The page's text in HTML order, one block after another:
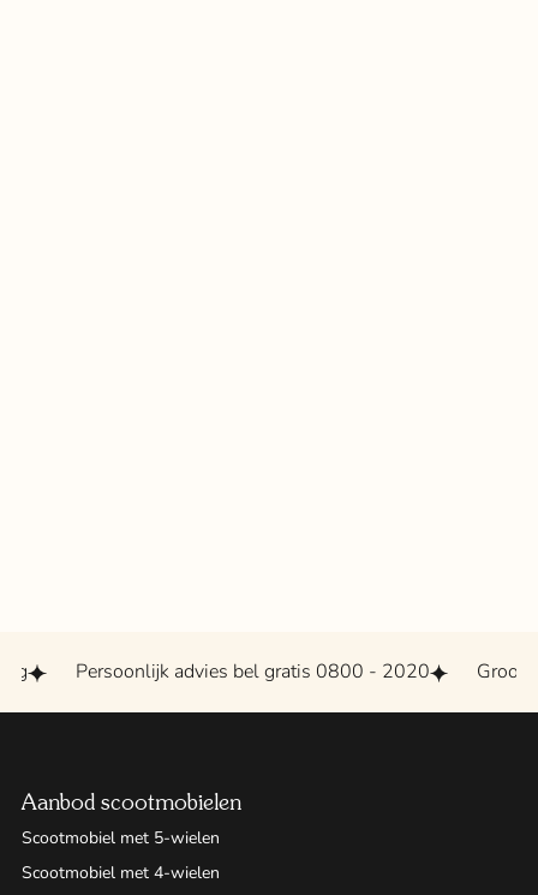
Persoonlijk advies bel gratis 0800 - 2020 Grootste
Aanbod scootmobielen
Scootmobiel met 5-wielen
Scootmobiel met 4-wielen